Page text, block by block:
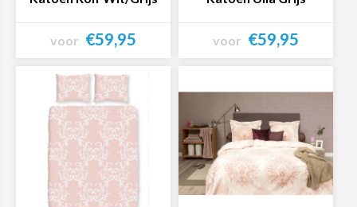
voor €59,95
Bekijk product
voor €59,95